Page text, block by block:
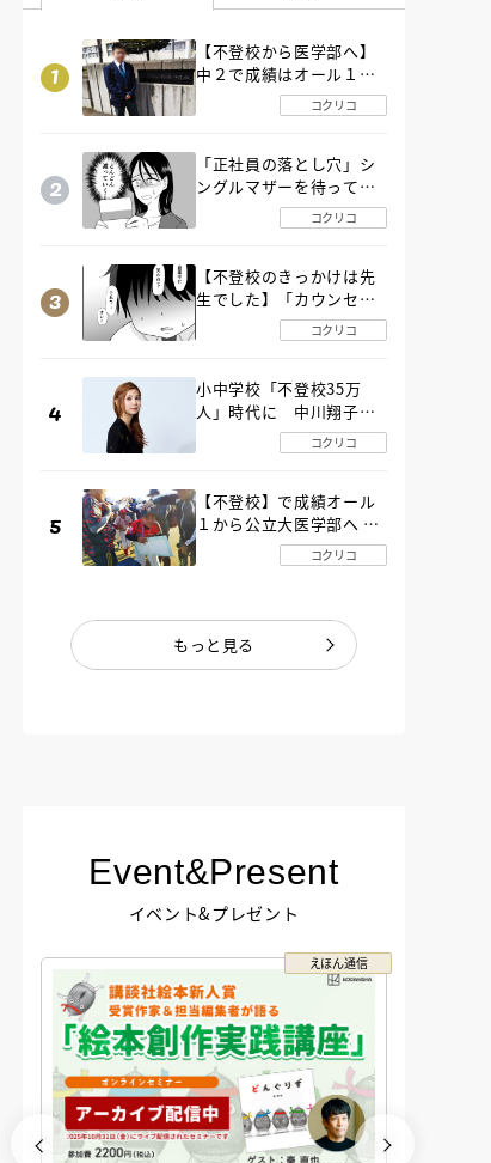
【不登校から医学部へ】
中２で成績はオール１
「昼夜逆転」したわが子
を”夜遊び”に連れ出した
コクリコ
「正社員の落とし穴」シ
ングルマザーを待ってい
た“魔の２年間”【後編】
コクリコ
【不登校のきっかけは先
生でした】「カウンセリ
ングの時間」生徒の情報
をバラしたのは…《第２
コクリコ
小中学校「不登校35万
人」時代に 中川翔子さ
んが審査委員長「不登校
生動画甲子園 2026」が開
コクリコ
【不登校】で成績オール
１から公立大医学部へ 中
２で起立性調節障害「治
るまで３年」の診断 その
コクリコ
もっと見る
Event&Present
イベント&プレゼント
えほん通信